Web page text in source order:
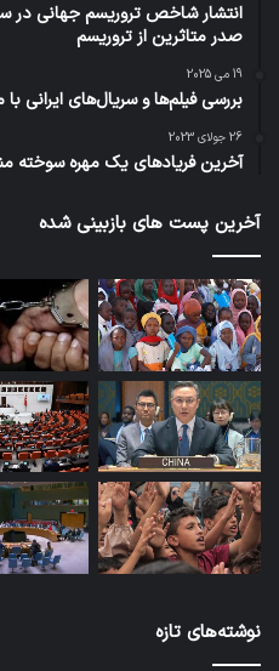
صدر متاثرین از تروریسم
19 می 2025
بررسی فیلم‌ها و سریال‌های ایرانی
26 جولای 2023
آخرین فریادهای یک مهره سوخته
آخرین پست های بازبینی شده
نوشته‌های تازه